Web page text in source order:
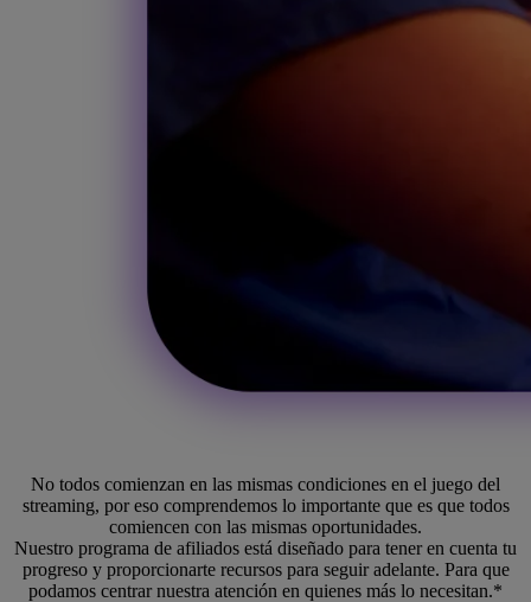
No todos comienzan en las mismas condiciones en el juego del
streaming, por eso comprendemos lo importante que es que todos
comiencen con las mismas oportunidades.
Nuestro programa de afiliados está diseñado para tener en cuenta tu
progreso y proporcionarte recursos para seguir adelante. Para que
podamos centrar nuestra atención en quienes más lo necesitan.*